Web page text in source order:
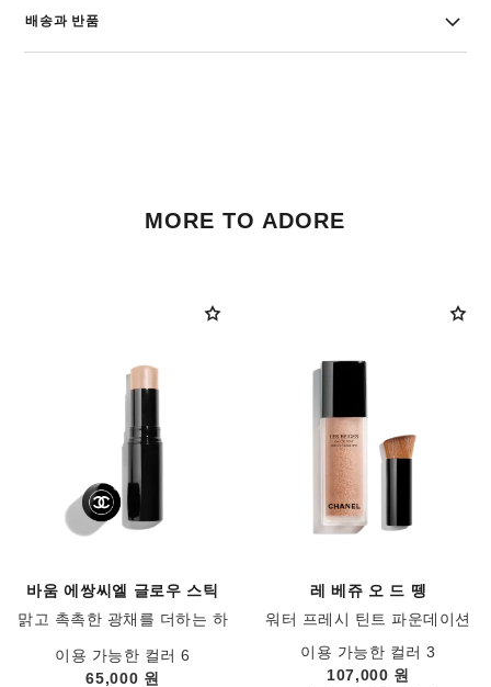
배송과 반품
MORE TO ADORE
바움 에쌍씨엘 글로우 스틱
맑고 촉촉한 광채를 더하는 하
레퍼런스 169060
이용 가능한 컬러 6
65,000 원
레 베쥬 오 드 뗑
워터 프레시 틴트 파운데이션
레퍼런스 158810
이용 가능한 컬러 3
107,000 원